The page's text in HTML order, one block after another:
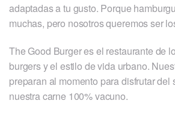
adaptadas a tu gusto. Porque
muchas, pero nosotros queremos ser
The Good Burger es el restaurante de
burgers y el estilo de vida urbano.
preparan al momento para disfrutar del
nuestra carne 100% vacuno.